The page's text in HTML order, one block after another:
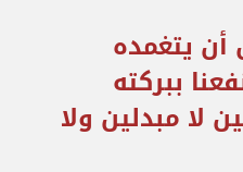
أن يتغمده
ببركته
لا مبدلين ولا